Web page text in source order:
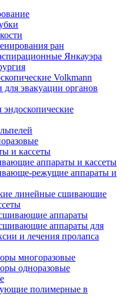
ран
Янкауэра
Volkmann
эвакуации органов
и кассеты
аппараты и кассеты
режущие аппараты и
линейные сшивающие
аппараты
аппараты для
и лечения пролапса
многоразовые
одноразовые
полимерные в